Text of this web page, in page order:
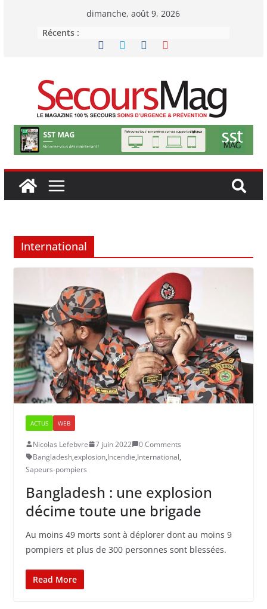
dimanche, août 9, 2026
Récents :
International
ACTUS WEB
Nicolas Lefebvre 7 juin 2022
0 Comments
Bangladesh,explosion,Incendie,International,
Sapeurs-pompiers
Bangladesh : une explosion
décime toute une brigade
Au moins 49 morts sont à déplorer dont au moins 9
pompiers et plus de 300 personnes sont blessées.
Read More